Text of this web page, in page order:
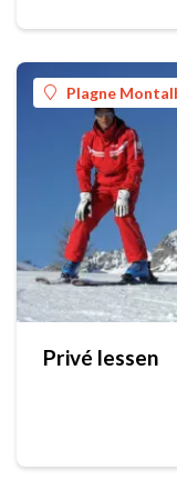
Plagne
Privé lessen